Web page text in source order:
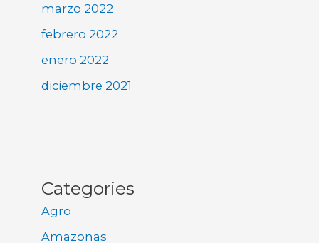
marzo 2022
febrero 2022
enero 2022
diciembre 2021
Categories
Agro
Amazonas